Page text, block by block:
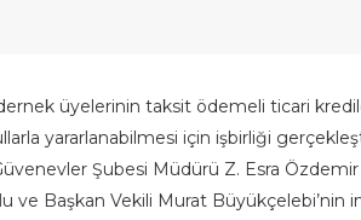
üyelerinin taksit ödemeli ticari
yararlanabilmesi için işbirliği
Şubesi Müdürü Z. Esra
ve Başkan Vekili Murat Büyükçelebi’nin